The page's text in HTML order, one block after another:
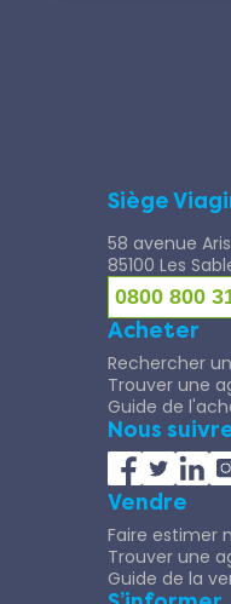
Siège
58 avenue
85100 Les
0800 800
Acheter
Rechercher
Trouver une
Guide de
Nous
Vendre
Faire estimer
Trouver une
Guide de la